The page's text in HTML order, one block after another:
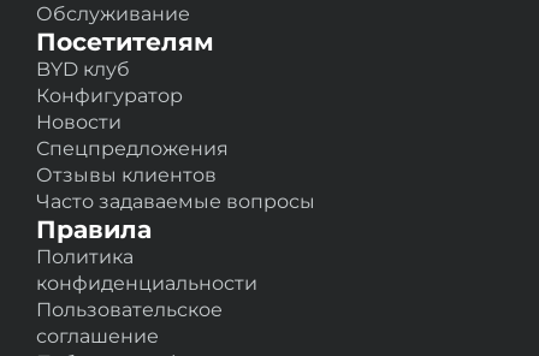
Обслуживание
Посетителям
BYD клуб
Конфигуратор
Новости
Спецпредложения
Отзывы клиентов
Часто задаваемые вопросы
Правила
Политика
конфиденциальности
Пользовательское
соглашение